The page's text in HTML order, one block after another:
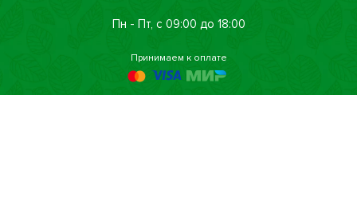
Пн - Пт, с 09:00 до 18:00
Принимаем к оплате